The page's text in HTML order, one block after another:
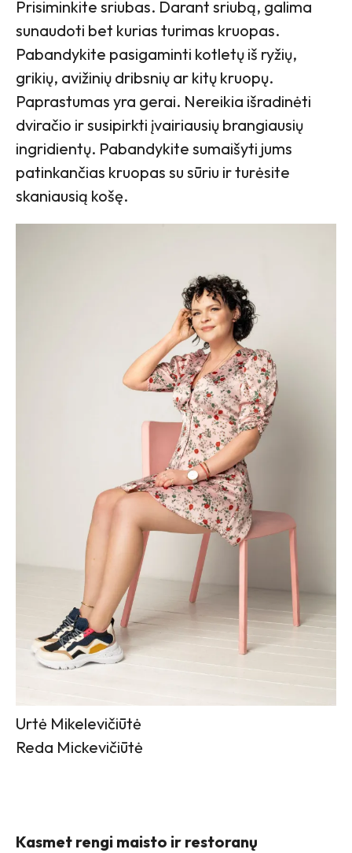
Prisiminkite sriubas. Darant sriubą, galima
sunaudoti bet kurias turimas kruopas.
Pabandykite pasigaminti kotletų iš ryžių,
grikių, avižinių dribsnių ar kitų kruopų.
Paprastumas yra gerai. Nereikia išradinėti
dviračio ir susipirkti įvairiausių brangiausių
ingridientų. Pabandykite sumaišyti jums
patinkančias kruopas su sūriu ir turėsite
skaniausią košę.
Urtė Mikelevičiūtė
Reda Mickevičiūtė
Kasmet rengi maisto ir restoranų